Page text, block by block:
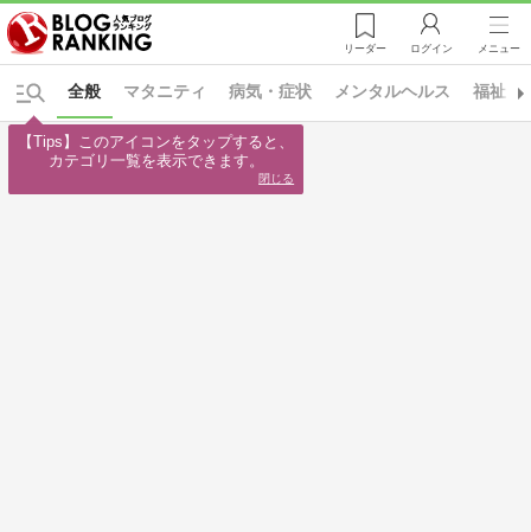
リーダー ログイン メニュー
マタニティ 病気・症状 メンタルヘルス 福祉・
全般
【Tips】このアイコンをタップすると、
カテゴリ一覧を表示できます。
閉じる